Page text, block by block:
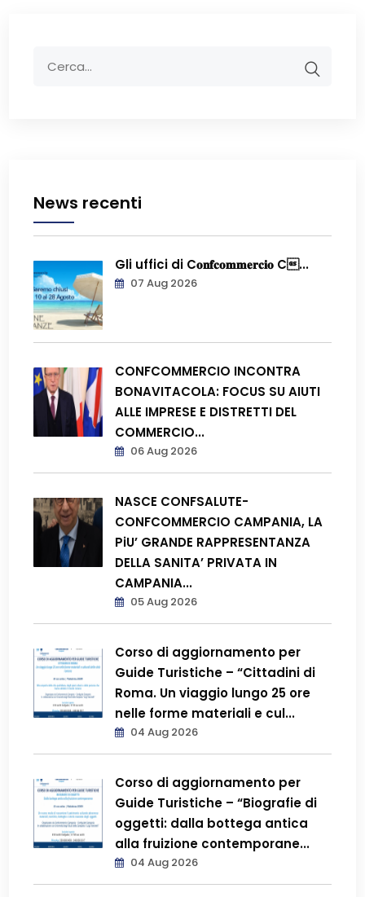
News recenti
Gli uffici di C𝐨𝐧𝐟𝐜𝐨𝐦𝐦𝐞𝐫𝐜𝐢𝐨 C...
07 Aug 2026
CONFCOMMERCIO INCONTRA
BONAVITACOLA: FOCUS SU AIUTI
ALLE IMPRESE E DISTRETTI DEL
COMMERCIO...
06 Aug 2026
NASCE CONFSALUTE-
CONFCOMMERCIO CAMPANIA, LA
PiU’ GRANDE RAPPRESENTANZA
DELLA SANITA’ PRIVATA IN
CAMPANIA...
05 Aug 2026
Corso di aggiornamento per
Guide Turistiche – “Cittadini di
Roma. Un viaggio lungo 25 ore
nelle forme materiali e cul...
04 Aug 2026
Corso di aggiornamento per
Guide Turistiche – “Biografie di
oggetti: dalla bottega antica
alla fruizione contemporane...
04 Aug 2026